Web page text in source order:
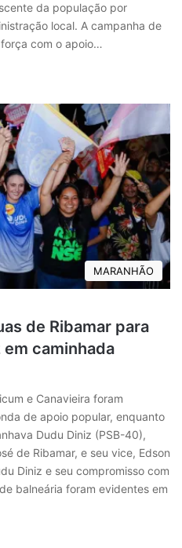
da população por
local. A campanha de
com o apoio…
MARANHÃO
de Ribamar para
caminhada
e Canavieira foram
de apoio popular, enquanto
Dudu Diniz (PSB-40),
de Ribamar, e seu vice, Edson
Diniz e seu compromisso com
balneária foram evidentes em